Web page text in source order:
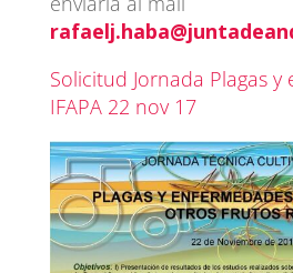
Solicitud Jornada Plagas
IFAPA 22 nov 17